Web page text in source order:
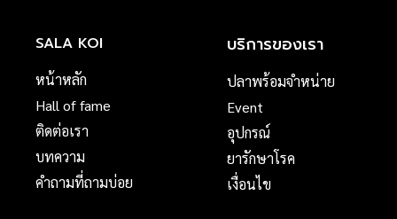
SALA KOI
หน้าหลัก
Hall of fame
ติดต่อเรา
บทความ
คำถามที่ถามบ่อย
บริการของเรา
ปลาพร้อมจำหน่าย
Event
อุปกรณ์
ยารักษาโรค
เงื่อนไข